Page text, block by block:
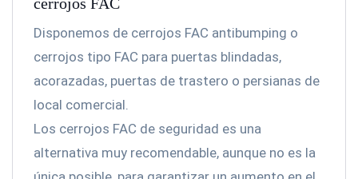
Disponemos de cerrojos FAC antibumping o
cerrojos tipo FAC para puertas blindadas,
acorazadas, puertas de trastero o persianas de
local comercial.
Los cerrojos FAC de seguridad es una
alternativa muy recomendable, aunque no es la